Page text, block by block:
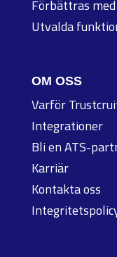
Förbättras
Utvalda
OM OSS
Varför
Integrationer
Bli en ATS-
Karriär
Kontakta oss